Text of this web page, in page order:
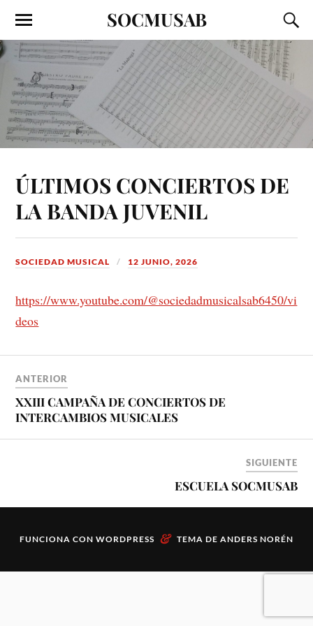
SOCMUSAB
ÚLTIMOS CONCIERTOS DE
LA BANDA JUVENIL
SOCIEDAD MUSICAL 12 JUNIO, 2026
https://www.youtube.com/@sociedadmusicalsab6450/vi
deos
ANTERIOR
XXIII CAMPAÑA DE CONCIERTOS DE
INTERCAMBIOS MUSICALES
SIGUIENTE
ESCUELA SOCMUSAB
FUNCIONA CON WORDPRESS & TEMA DE ANDERS NORÉN